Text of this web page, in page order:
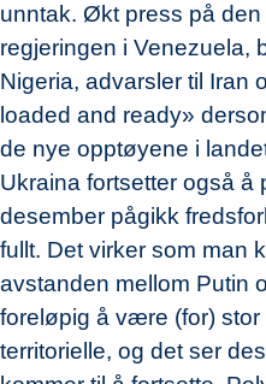
unntak. Økt press på
regjeringen i Venezuela,
Nigeria, advarsler til Iran
loaded and ready»
de nye opptøyene i
Ukraina fortsetter også å
desember pågikk
fullt. Det virker som man
avstanden mellom Putin
foreløpig å være (for) stor
territorielle, og det ser